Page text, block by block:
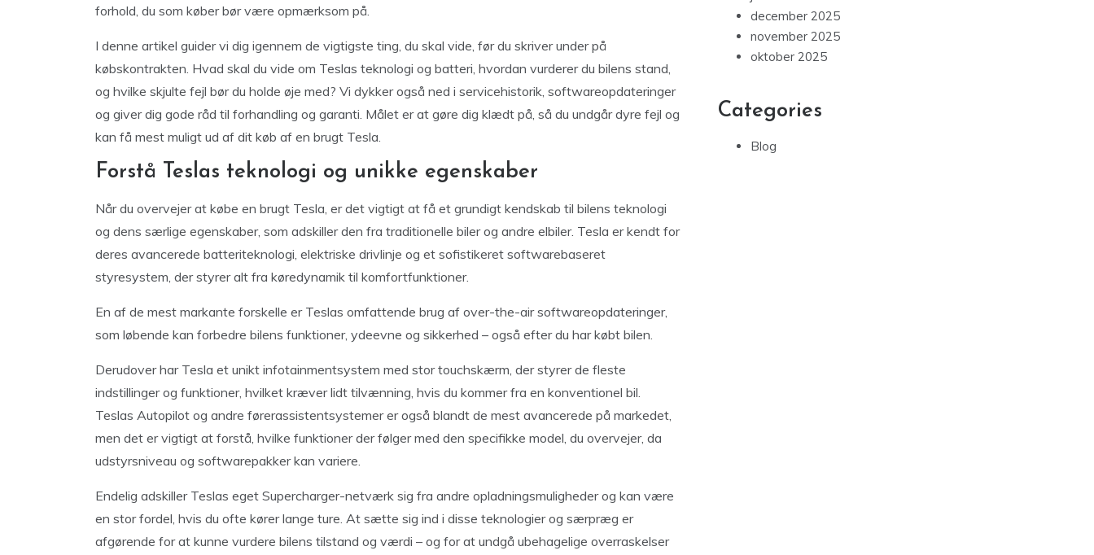
forhold, du som køber bør være opmærksom på.
I denne artikel guider vi dig igennem de vigtigste ting, du skal vide, før du skriver under på
købskontrakten. Hvad skal du vide om Teslas teknologi og batteri, hvordan vurderer du bilens stand,
og hvilke skjulte fejl bør du holde øje med? Vi dykker også ned i servicehistorik, softwareopdateringer
og giver dig gode råd til forhandling og garanti. Målet er at gøre dig klædt på, så du undgår dyre fejl og
kan få mest muligt ud af dit køb af en brugt Tesla.
Forstå Teslas teknologi og unikke egenskaber
Når du overvejer at købe en brugt Tesla, er det vigtigt at få et grundigt kendskab til bilens teknologi
og dens særlige egenskaber, som adskiller den fra traditionelle biler og andre elbiler. Tesla er kendt for
deres avancerede batteriteknologi, elektriske drivlinje og et sofistikeret softwarebaseret
styresystem, der styrer alt fra køredynamik til komfortfunktioner.
En af de mest markante forskelle er Teslas omfattende brug af over-the-air softwareopdateringer,
som løbende kan forbedre bilens funktioner, ydeevne og sikkerhed – også efter du har købt bilen.
Derudover har Tesla et unikt infotainmentsystem med stor touchskærm, der styrer de fleste
indstillinger og funktioner, hvilket kræver lidt tilvænning, hvis du kommer fra en konventionel bil.
Teslas Autopilot og andre førerassistentsystemer er også blandt de mest avancerede på markedet,
men det er vigtigt at forstå, hvilke funktioner der følger med den specifikke model, du overvejer, da
udstyrsniveau og softwarepakker kan variere.
Endelig adskiller Teslas eget Supercharger-netværk sig fra andre opladningsmuligheder og kan være
en stor fordel, hvis du ofte kører lange ture. At sætte sig ind i disse teknologier og særpræg er
afgørende for at kunne vurdere bilens tilstand og værdi – og for at undgå ubehagelige overraskelser
december 2025
november 2025
oktober 2025
Categories
Blog